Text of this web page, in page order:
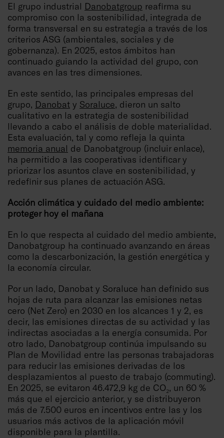
El grupo industrial Danobatgroup reafirma su
compromiso con la sostenibilidad, integrada de
forma transversal en su estrategia a través de los
criterios ASG (ambientales, sociales y de
gobernanza). En 2025, estos ámbitos han
continuado guiando la actividad del grupo, con
avances en las tres dimensiones.
En este sentido, las principales empresas del
grupo, Danobat y Soraluce, dieron un salto
cualitativo en la estrategia de sostenibilidad
llevando a cabo el análisis de doble materialidad.
Esta evaluación, tal y como refleja la quinta
memoria anual de Danobatgroup (incluir enlace),
ha permitido a las cooperativas identificar y
priorizar los asuntos clave en sostenibilidad, y
redefinir sus planes de actuación ASG.
Acción climática y cuidado del medio ambiente:
proteger hoy el mañana
En lo que respecta al cuidado del medio ambiente,
Danobatgroup ha continuado avanzando en áreas
como la descarbonización, la gestión energética y
la economía circular.
Por un lado, Danobat y Soraluce han definido sus
hojas de ruta para alcanzar las emisiones netas
cero (Net Zero) en 2030 en los alcances 1 y 2, es
decir, las emisiones directas de su actividad y las
indirectas asociadas a la energía consumida. Por
otro lado, Danobatgroup continúa impulsando su
Plan de Movilidad entre las personas trabajadoras
para reducir las emisiones derivadas de los
desplazamientos al puesto de trabajo (commuting).
En 2025, se evitaron 46.472,9 kg de CO₂, un 60 %
más que el ejercicio anterior, y se distribuyeron
más de 7.500 euros en incentivos entre las y los
usuarios más activos de la aplicación móvil
disponible para la plantilla.